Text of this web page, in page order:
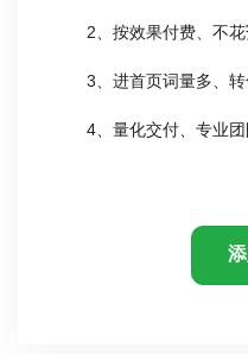
2、按效果付费、不
3、进首页词量多、
4、量化交付、专业